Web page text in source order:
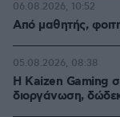
Από μαθητής,
06.08.2026, 10:52
H Kaizen Gaming
διοργάνωση,
05.08.2026, 08:38